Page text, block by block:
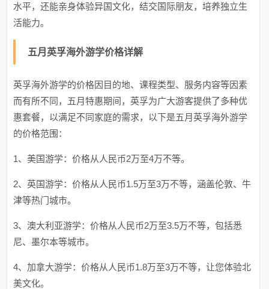
水平，还能亲身体验异国文化，结交国际朋友，培养独立生
活能力。
五月英孚海外游学价格详解
英孚海外游学的价格因目的地、课程类型、服务内容等因素
而有所不同，五月特惠期间，英孚为广大游客提供了多种优
惠套餐，以满足不同家庭的需求，以下是五月英孚海外游学
的价格范围：
1、美国游学：价格从人民币2万至4万不等。
2、英国游学：价格从人民币1.5万至3万不等，涵盖伦敦、牛
津等热门城市。
3、澳大利亚游学：价格从人民币2万至3.5万不等，包括悉
尼、墨尔本等城市。
4、加拿大游学：价格从人民币1.8万至3万不等，让您体验北
美文化。